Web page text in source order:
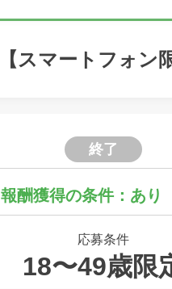
【スマートフォン
終了
報酬獲得の条件：あり
応募条件
18〜49歳限